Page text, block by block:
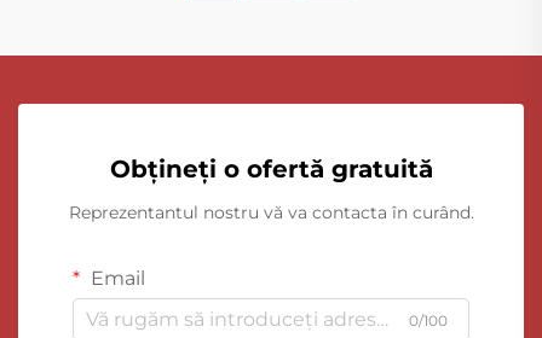
Obțineți o ofertă gratuită
Reprezentantul nostru vă va contacta în curând.
Email
0/100